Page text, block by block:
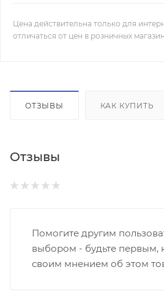
Цена действительна только для
отличаться от цен в розничных
ОТЗЫВЫ КАК КУПИТЬ
Отзывы
Помогите другим
выбором - будьте первым,
своим мнением об этом